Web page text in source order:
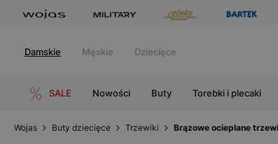
Damskie Męskie Dziecięce
SALE Nowości Buty Torebki i plecaki
Wojas Buty dziecięce Trzewiki Brązowe ocieplane